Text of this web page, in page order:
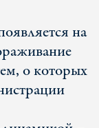
на
о которых